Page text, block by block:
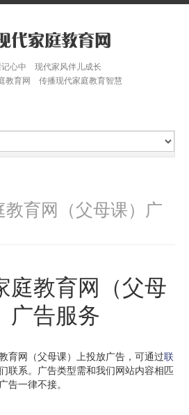
记心中 现代家风伴儿成长
教育网 传播现代家庭教育智慧
育网（父母课）广
庭教育网（父母
广告服务
网（父母课）上投放广告，可通过联
联系。广告类型需和我们网站内容相匹
告一律不接。